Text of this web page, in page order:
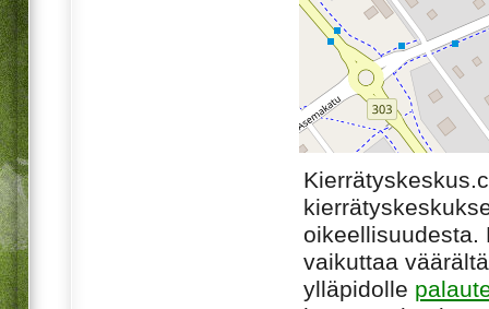
oikeellisuudesta.
vaikuttaa
ylläpidolle